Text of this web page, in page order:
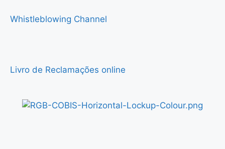
Whistleblowing Channel
Livro de Reclamações online